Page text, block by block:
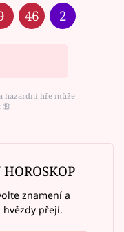
46 2
hazardní hře může
⑱
znamení a
přejí.